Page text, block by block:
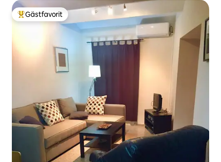
Populär gästfavorit
Gästfavorit